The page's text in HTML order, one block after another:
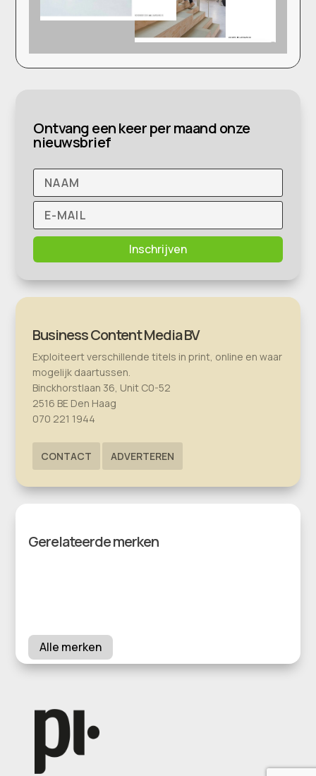
Ontvang een keer per maand onze
nieuwsbrief
Inschrijven
Business Content Media BV
Exploiteert verschillende titels in print, online en waar
mogelijk daartussen.
Binckhorstlaan 36, Unit C0-52
2516 BE Den Haag
070 221 1944
CONTACT ADVERTEREN
Gerelateerde merken
Alle merken